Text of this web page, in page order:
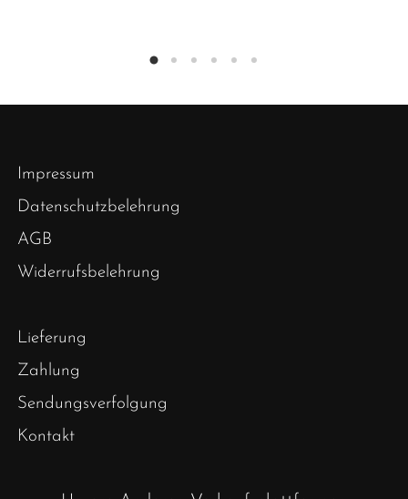
Impressum
Datenschutzbelehrung
AGB
Widerrufsbelehrung
Lieferung
Zahlung
Sendungsverfolgung
Kontakt